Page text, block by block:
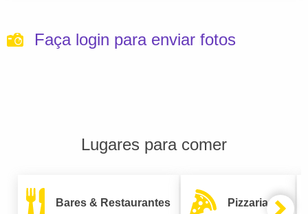
Faça login para enviar fotos
Lugares para comer
Bares & Restaurantes Pizzarias